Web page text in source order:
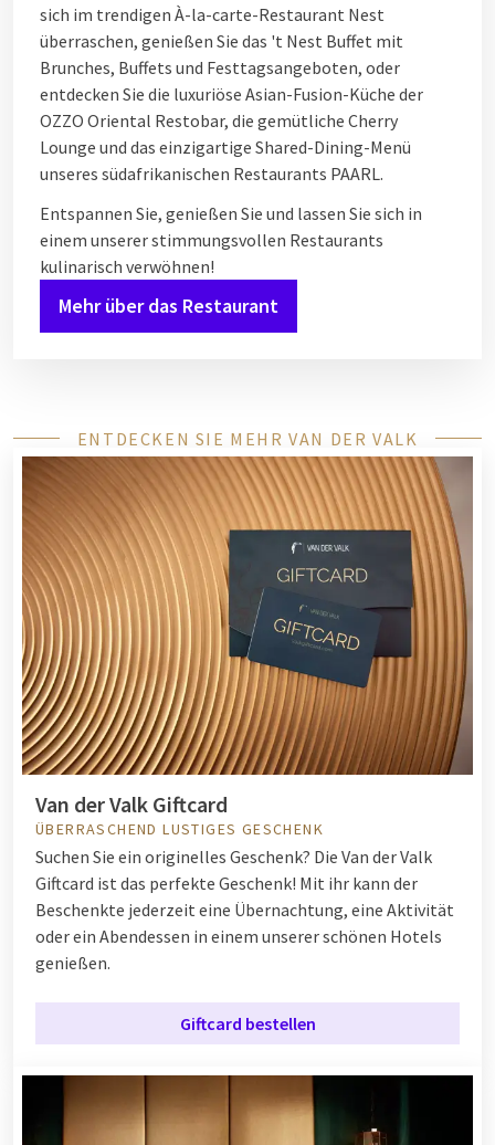
sich im trendigen À-la-carte-Restaurant Nest
überraschen, genießen Sie das 't Nest Buffet mit
Brunches, Buffets und Festtagsangeboten, oder
entdecken Sie die luxuriöse Asian-Fusion-Küche der
OZZO Oriental Restobar, die gemütliche Cherry
Lounge und das einzigartige Shared-Dining-Menü
unseres südafrikanischen Restaurants PAARL.
Entspannen Sie, genießen Sie und lassen Sie sich in
einem unserer stimmungsvollen Restaurants
kulinarisch verwöhnen!
Mehr über das Restaurant
ENTDECKEN SIE MEHR VAN DER VALK
Van der Valk Giftcard
ÜBERRASCHEND LUSTIGES GESCHENK
Suchen Sie ein originelles Geschenk? Die Van der Valk
Giftcard ist das perfekte Geschenk! Mit ihr kann der
Beschenkte jederzeit eine Übernachtung, eine Aktivität
oder ein Abendessen in einem unserer schönen Hotels
genießen.
Giftcard bestellen